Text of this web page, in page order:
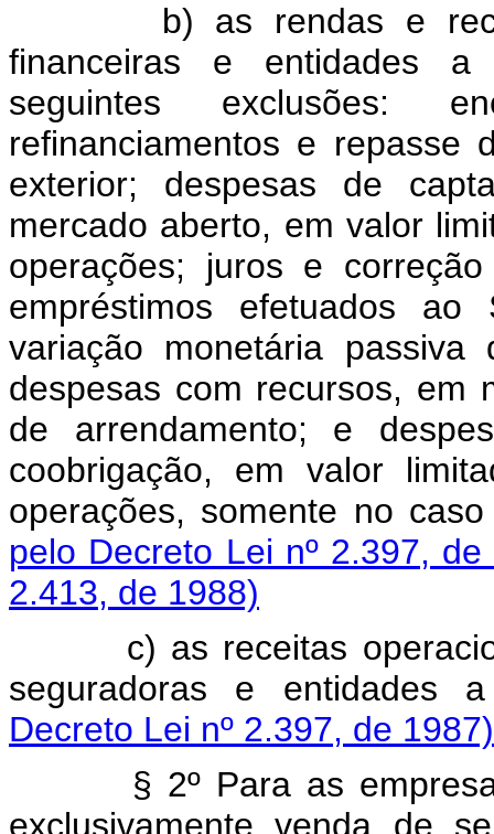
b) as rendas e
financeiras e entidades a
seguintes exclusões:
refinanciamentos e repasse
exterior; despesas de
mercado aberto, em valor
operações; juros e
empréstimos efetuados ao
variação monetária
despesas com recursos, em
de arrendamento; e
coobrigação, em valor
operações, somente no
pelo Decreto Lei nº 2.397, de
2.413, de 1988)
c) as receitas
seguradoras e entidades
Decreto Lei nº 2.397, de 1987)
§ 2º Para as empresas
exclusivamente venda de